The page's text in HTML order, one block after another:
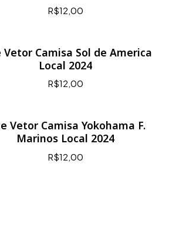
R$12,00
Camisa Sol de America
Local 2024
R$12,00
Vetor Camisa Yokohama F.
Marinos Local 2024
R$12,00